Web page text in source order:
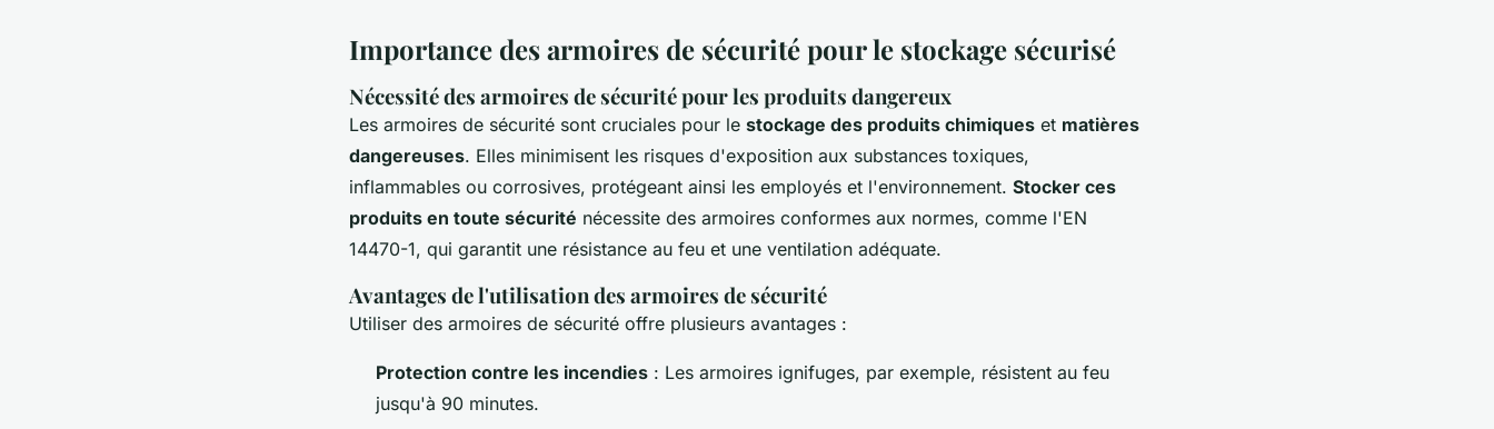
Importance des armoires de sécurité pour le stockage sécurisé
Nécessité des armoires de sécurité pour les produits dangereux
Les armoires de sécurité sont cruciales pour le stockage des produits chimiques et matières
dangereuses. Elles minimisent les risques d'exposition aux substances toxiques,
inflammables ou corrosives, protégeant ainsi les employés et l'environnement. Stocker ces
produits en toute sécurité nécessite des armoires conformes aux normes, comme l'EN
14470-1, qui garantit une résistance au feu et une ventilation adéquate.
Avantages de l'utilisation des armoires de sécurité
Utiliser des armoires de sécurité offre plusieurs avantages :
Protection contre les incendies : Les armoires ignifuges, par exemple, résistent au feu
jusqu'à 90 minutes.